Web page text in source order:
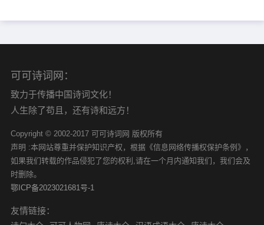
可可诗词网：
致力于传播中国诗词文化！
人生除了苟且，还有诗和远方！
Copyright © 2002-2017 可可诗词网 版权所有
声明 :本网站尊重并保护知识产权，根据《信息网络传播权保护条例》，
如果我们转载的作品侵犯了您的权利,请在一个月内通知我们，我们会及
时删除。
鄂ICP备2023021681号-1
友情链接：